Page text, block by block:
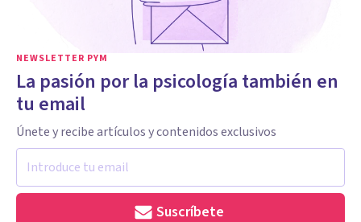
NEWSLETTER PYM
La pasión por la psicología también en
tu email
Únete y recibe artículos y contenidos exclusivos
Suscríbete